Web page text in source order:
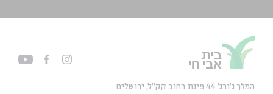
המלך ג'ורג' 44 פינת רחוב קק״ל, ירושלים